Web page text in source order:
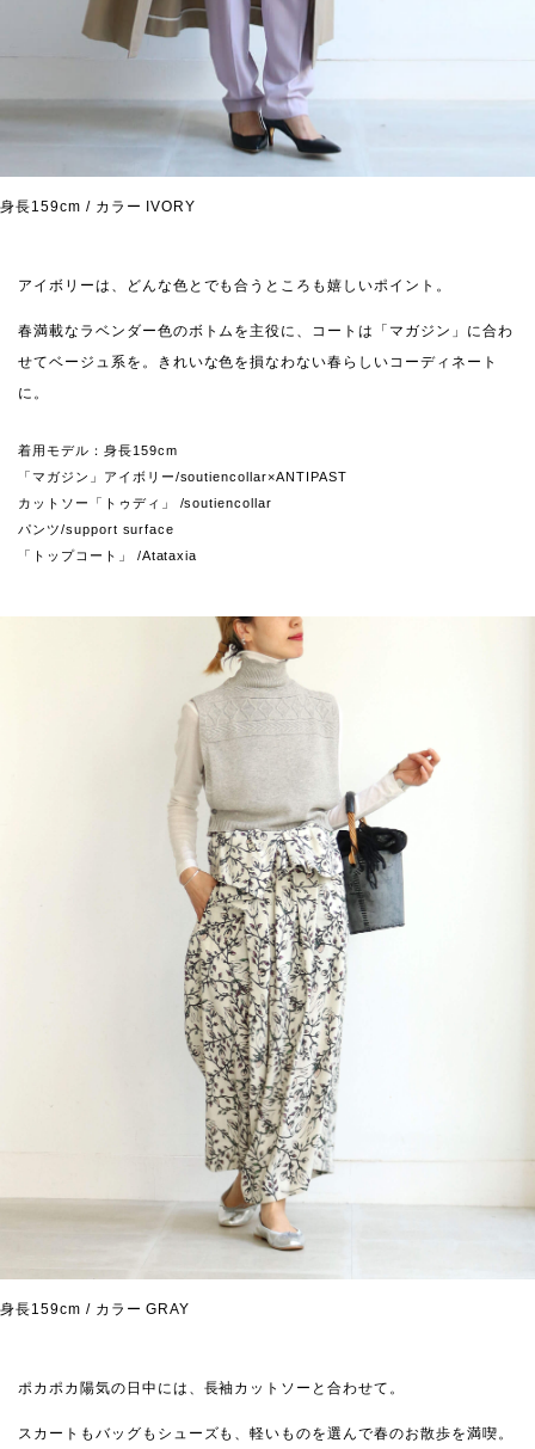
身長159cm / カラー IVORY
アイボリーは、どんな色とでも合うところも嬉しいポイント。
春満載なラベンダー色のボトムを主役に、コートは「マガジン」に合わ
せてベージュ系を。きれいな色を損なわない春らしいコーディネート
に。
着用モデル：身長159cm
「マガジン」アイボリー/soutiencollar×ANTIPAST
カットソー「トゥディ」 /soutiencollar
パンツ/support surface
「トップコート」 /Atataxia
身長159cm / カラー GRAY
ポカポカ陽気の日中には、長袖カットソーと合わせて。
スカートもバッグもシューズも、軽いものを選んで春のお散歩を満喫。